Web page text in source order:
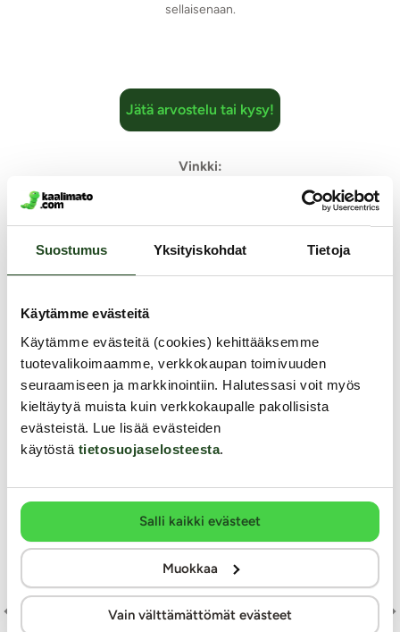
Suostumus Yksityiskohdat Tietoja
Käytämme evästeitä
Käytämme evästeitä (cookies) kehittääksemme
tuotevalikoimaamme, verkkokaupan toimivuuden
seuraamiseen ja markkinointiin. Halutessasi voit myös
kieltäytyä muista kuin verkkokaupalle pakollisista
evästeistä. Lue lisää evästeiden
käytöstä tietosuojaselosteesta.
Salli kaikki evästeet
Muokkaa
Vain välttämättömät evästeet
sellaisenaan.
Jätä arvostelu tai kysy!
Vinkki:
kredittiä hyväksytystä
Samankaltaisia tuotteita